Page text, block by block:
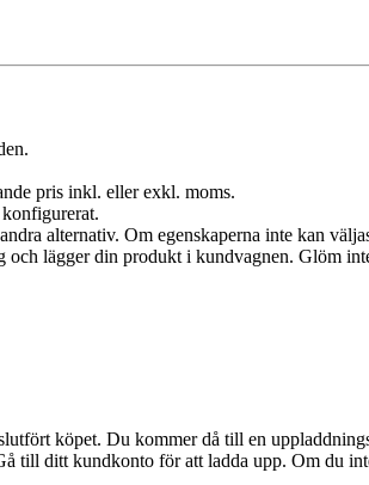
pris inkl. eller exkl. moms.
alternativ. Om egenskaperna inte kan
lägger din produkt i kundvagnen. Glöm
köpet. Du kommer då till en
ditt kundkonto för att ladda upp. Om du